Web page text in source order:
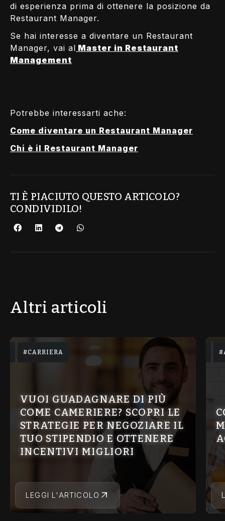
di esperienza prima di ottenere la posizione da
Restaurant Manager.
Se hai interesse a diventare un Restaurant
Manager, vai al Master in Restaurant
Management
Potrebbe interessarti ache:
Come diventare un Restaurant Manager
Chi è il Restaurant Manager
TI È PIACIUTO QUESTO ARTICOLO?
CONDIVIDILO!
Altri articoli
CARRIERA
VUOI GUADAGNARE DI PIÙ
COME CAMERIERE? SCOPRI LE
STRATEGIE PER NEGOZIARE IL
TUO STIPENDIO E OTTENERE
INCENTIVI MIGLIORI
LEGGI L'ARTICOLO